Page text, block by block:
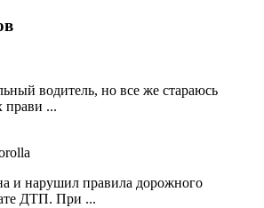
водитель, но все же стараюсь
прави ...
и нарушил правила дорожного
ДТП. При ...